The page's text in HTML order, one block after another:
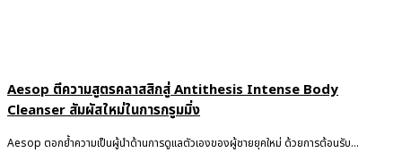
Aesop ตีความสูตรคลาสสิกสู่ Antithesis Intense Body
Cleanser สัมผัสใหม่ในการกรูมมิ่ง
Aesop ตอกย้ำความเป็นผู้นำด้านการดูแลตัวเองของผู้ชายยุคใหม่ ด้วยการต้อนรับ...